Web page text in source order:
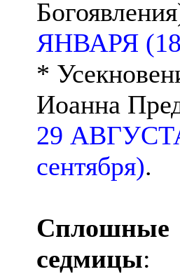
ЯНВАРЯ (18
*
Иоанна
29
сентября).
Сплошные
седмицы: